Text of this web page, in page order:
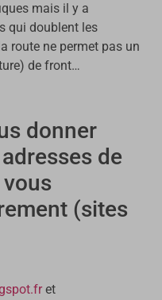
mais il y a
qui doublent les
route ne permet pas un
de front…
donner
de
(sites
et